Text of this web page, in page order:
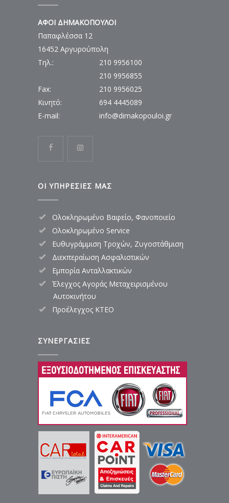
ΑΦΟΙ ΔΗΜΑΚΟΠΟΥΛΟΙ
Παπαφλέσσα 12
16452 Αργυρούπολη
Τηλ.:
210 9956100
210 9956855
Fax:
210 9956025
Kινητό:
694 4445089
E-mail:
info@dimakopouloi.gr
ΟΙ ΥΠΗΡΕΣΙΕΣ ΜΑΣ
Ολοκληρωμένο Βαφείο, Φανοποιείο
Ολοκληρωμένο Service
Ευθυγράμμιση Τροχών, Ζυγοστάθμιση
Διεκπεραίωση Ασφαλιστικών
Εμπορία Ανταλλακτικών
Έλεγχος Αγοράς Μεταχειρισμένου
Αυτοκινήτου
Προέλεγχος ΚΤΕΟ
ΣΥΝΕΡΓΑΣΙΕΣ